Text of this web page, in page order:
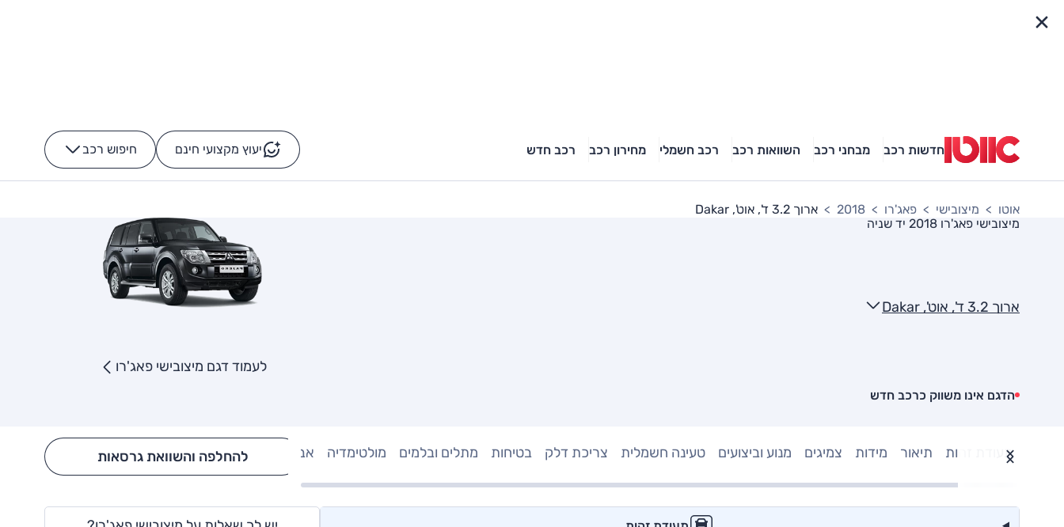
חדשות רכב מבחני רכב השוואות רכב רכב חשמלי מחירון רכב רכב חדש יעוץ מקצועי חינם חיפוש רכב -
אוטו מיצובישי פאג'רו 2018
ארוך 3.2 ד', אוט', Dakar
מיצובישי פאג'רו 2018
יד שניה
ארוך 3.2 ד', אוט', Dakar
הדגם אינו משווק כרכב חדש
לעמוד דגם מיצובישי פאג'רו
תעודת זהות תיאור מידות צמיגים מנוע וביצועים טעינה חשמלית צריכת דלק בטיחות מתלים ובלמים מולטימדיה אבזור Hide config section
להחלפה והשוואת גרסאות